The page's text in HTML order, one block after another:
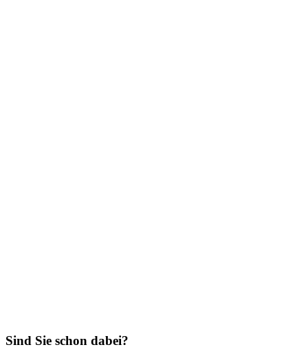
Sind Sie schon dabei?